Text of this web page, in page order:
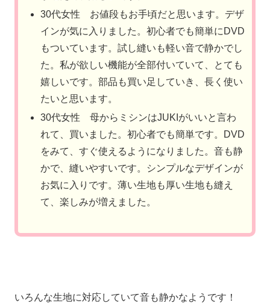
30代女性 お値段もお手頃だと思います。デザ
インが気に入りました。初心者でも簡単にDVD
もついています。試し縫いも軽い音で静かでし
た。私が欲しい機能が全部付いていて、とても
嬉しいです。部品も買い足していき、長く使い
たいと思います。
30代女性 母からミシンはJUKIがいいと言わ
れて、買いました。初心者でも簡単です。DVD
をみて、すぐ使えるようになりました。音も静
かで、縫いやすいです。シンプルなデザインが
お気に入りです。薄い生地も厚い生地も縫え
て、楽しみが増えました。
いろんな生地に対応していて音も静かなようです！